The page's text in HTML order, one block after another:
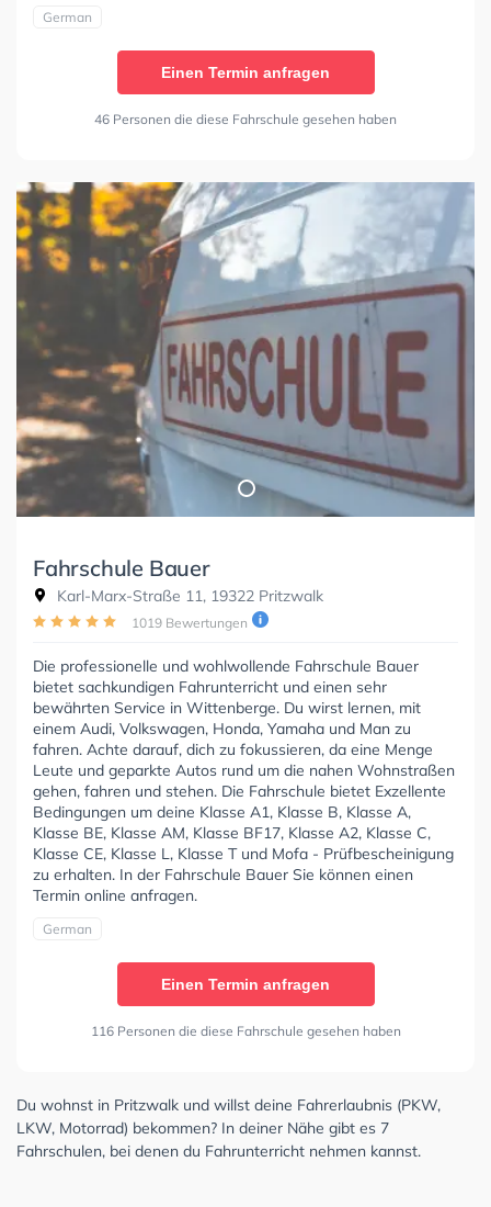
German
Einen Termin anfragen
46 Personen die diese Fahrschule gesehen haben
Fahrschule Bauer
Karl-Marx-Straße 11, 19322 Pritzwalk
1019 Bewertungen
Die professionelle und wohlwollende Fahrschule Bauer
bietet sachkundigen Fahrunterricht und einen sehr
bewährten Service in Wittenberge. Du wirst lernen, mit
einem Audi, Volkswagen, Honda, Yamaha und Man zu
fahren. Achte darauf, dich zu fokussieren, da eine Menge
Leute und geparkte Autos rund um die nahen Wohnstraßen
gehen, fahren und stehen. Die Fahrschule bietet Exzellente
Bedingungen um deine Klasse A1, Klasse B, Klasse A,
Klasse BE, Klasse AM, Klasse BF17, Klasse A2, Klasse C,
Klasse CE, Klasse L, Klasse T und Mofa - Prüfbescheinigung
zu erhalten. In der Fahrschule Bauer Sie können einen
Termin online anfragen.
German
Einen Termin anfragen
116 Personen die diese Fahrschule gesehen haben
Du wohnst in Pritzwalk und willst deine Fahrerlaubnis (PKW,
LKW, Motorrad) bekommen? In deiner Nähe gibt es 7
Fahrschulen, bei denen du Fahrunterricht nehmen kannst.